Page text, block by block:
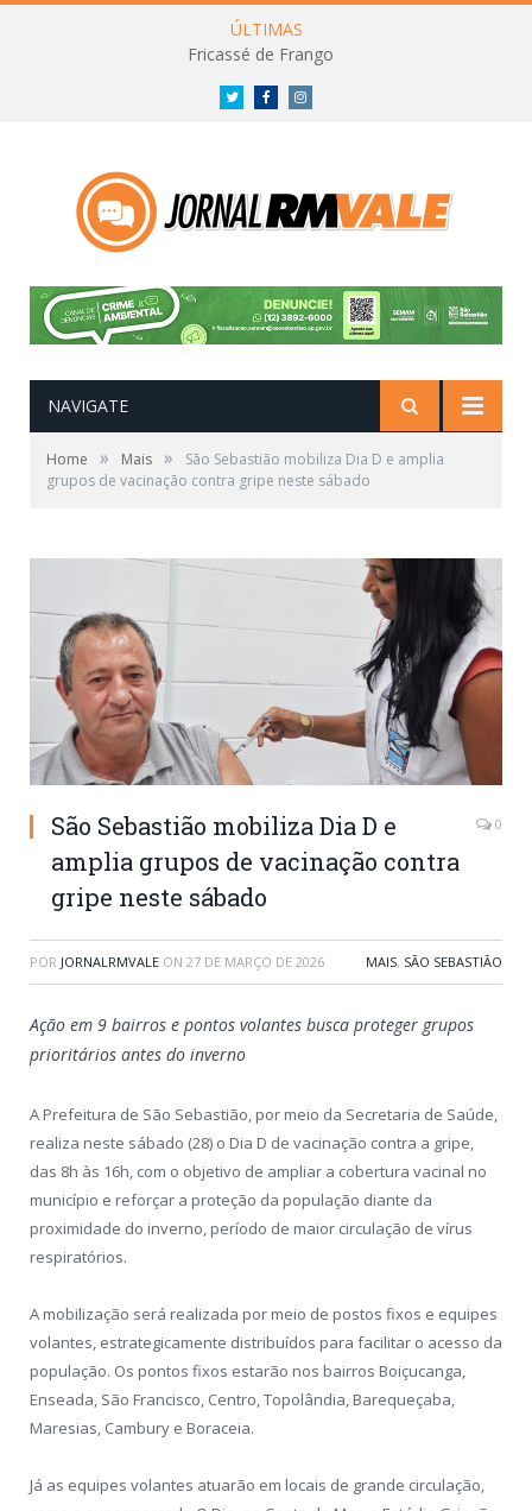
ÚLTIMAS
Fricassé de Frango
TwitterFacebookInstagram
NAVIGATE
Home » Mais »
São Sebastião mobiliza Dia D e amplia
grupos de vacinação contra gripe neste sábado
São Sebastião mobiliza Dia D e
amplia grupos de vacinação contra
gripe neste sábado
0
POR JORNALRMVALE ON 27 DE MARÇO DE 2026 MAIS, SÃO SEBASTIÃO
Ação em 9 bairros e pontos volantes busca proteger grupos
prioritários antes do inverno
A Prefeitura de São Sebastião, por meio da Secretaria de Saúde,
realiza neste sábado (28) o Dia D de vacinação contra a gripe,
das 8h às 16h, com o objetivo de ampliar a cobertura vacinal no
município e reforçar a proteção da população diante da
proximidade do inverno, período de maior circulação de vírus
respiratórios.
A mobilização será realizada por meio de postos fixos e equipes
volantes, estrategicamente distribuídos para facilitar o acesso da
população. Os pontos fixos estarão nos bairros Boiçucanga,
Enseada, São Francisco, Centro, Topolândia, Barequeçaba,
Maresias, Cambury e Boraceia.
Já as equipes volantes atuarão em locais de grande circulação,